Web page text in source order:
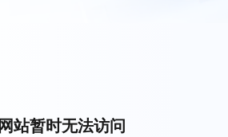
网站暂时无法访问